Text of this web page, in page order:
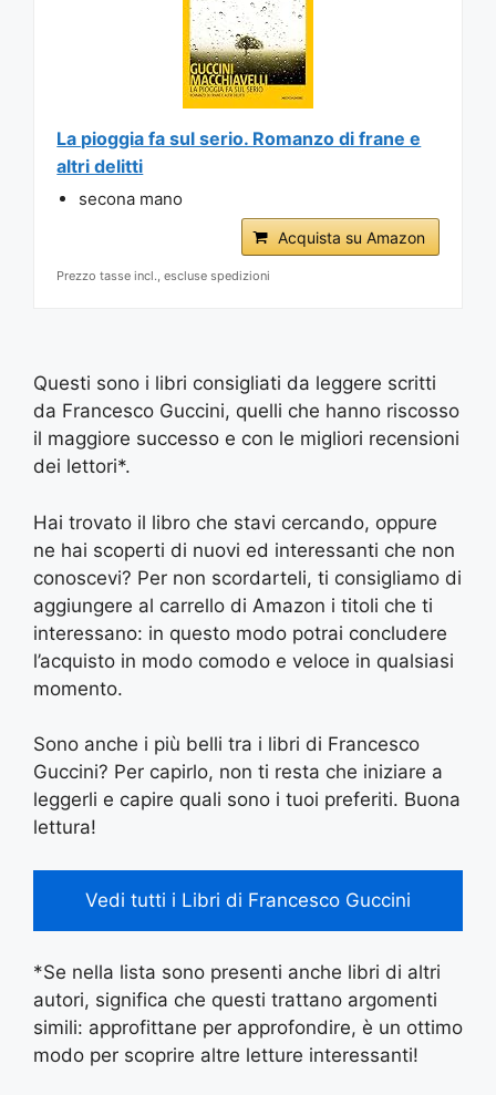
La pioggia fa sul serio. Romanzo di frane e
altri delitti
secona mano
Acquista su Amazon
Prezzo tasse incl., escluse spedizioni
Questi sono i libri consigliati da leggere scritti
da Francesco Guccini, quelli che hanno riscosso
il maggiore successo e con le migliori recensioni
dei lettori*.
Hai trovato il libro che stavi cercando, oppure
ne hai scoperti di nuovi ed interessanti che non
conoscevi? Per non scordarteli, ti consigliamo di
aggiungere al carrello di Amazon i titoli che ti
interessano: in questo modo potrai concludere
l’acquisto in modo comodo e veloce in qualsiasi
momento.
Sono anche i più belli tra i libri di Francesco
Guccini? Per capirlo, non ti resta che iniziare a
leggerli e capire quali sono i tuoi preferiti. Buona
lettura!
Vedi tutti i Libri di Francesco Guccini
*Se nella lista sono presenti anche libri di altri
autori, significa che questi trattano argomenti
simili: approfittane per approfondire, è un ottimo
modo per scoprire altre letture interessanti!